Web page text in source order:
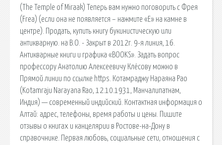
(The Temple of Miraak) Теперь вам нужно поговорить с Фрея
(Frea) (если она не появляется – нажмите «E» на камне в
центре). Продать, купить книгу букинистическую или
антикварную. на В.О. - Закрыт в 2012г. 9-я линия, 16.
Антикварные книги и графика «BOOKS». Задать вопрос
профессору Анатолию Алексеевичу Клёсову можно в
Прямой линии по ссылке https. Котамраджу Нараяна Рао
(Kotamraju Narayana Rao, 12.10.1931, Манчалипатнам,
Индия) — современный индийский. Контактная информация о
Алтай: адрес, телефоны, время работы и цены. Пишите
отзывы о книгах и канцелярии в Ростове-на-Дону в
справочнике. Первая любовь, социальные сети, отношения с